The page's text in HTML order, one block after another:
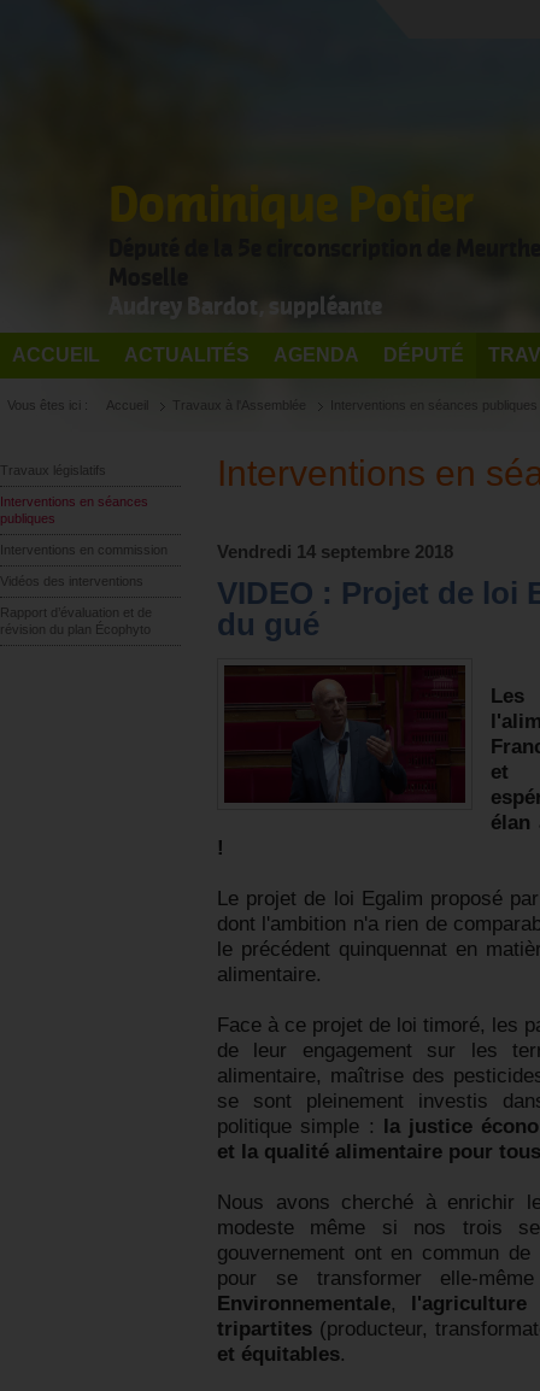
Dominique Potier
Audrey Bardot, suppléante
ACCUEIL ACTUALITÉS AGENDA DÉPUTÉ
Vous êtes ici : Accueil Travaux à l'Assemblée Interventions en séances publiques
Travaux législatifs
Interventions en séances
publiques
Interventions en commission
Vidéos des interventions
Rapport d’évaluation et de
révision du plan Écophyto
Interventions en
Vendredi 14 septembre 2018
VIDEO : Projet de loi
du gué
et
élan
!
Le projet de loi Egalim proposé
dont l'ambition n'a rien de
le précédent quinquennat en
alimentaire.
Face à ce projet de loi timoré, les
de leur engagement sur les
alimentaire, maîtrise des
se sont pleinement investis
politique simple : la justice
et la qualité alimentaire pour
Nous avons cherché à enrichir
modeste même si nos trois
gouvernement ont en commun
pour se transformer elle-
Environnementale,
tripartites (producteur,
et équitables.